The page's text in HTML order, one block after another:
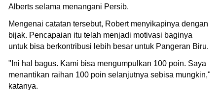
Alberts selama menangani Persib.
Mengenai catatan tersebut, Robert menyikapinya dengan
bijak. Pencapaian itu telah menjadi motivasi baginya
untuk bisa berkontribusi lebih besar untuk Pangeran Biru.
"Ini hal bagus. Kami bisa mengumpulkan 100 poin. Saya
menantikan raihan 100 poin selanjutnya sebisa mungkin,"
katanya.